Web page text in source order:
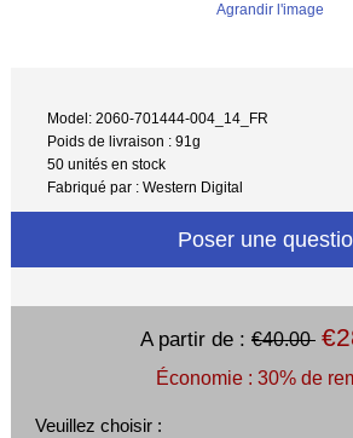
Agrandir l'image
Model: 2060-701444-004_14_FR
Poids de livraison : 91g
50 unités en stock
Fabriqué par : Western Digital
Poser une
A partir de : €40.00
Économie : 30% de
Veuillez choisir :